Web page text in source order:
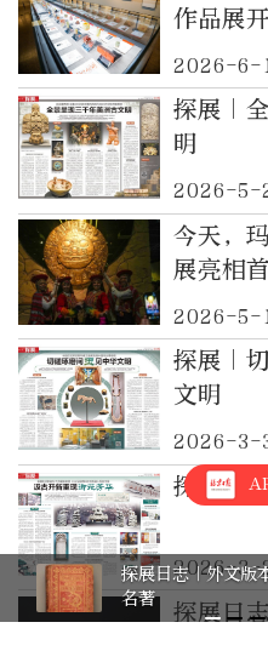
作品展
年文明
2026-6-
探展｜
明
2026-5-
今天，
展亮相
2026-5-
探展｜
文明
2026-3-
探展｜
2026-3-
探展日
探展日志｜蒲松龄